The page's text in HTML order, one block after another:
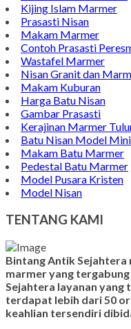
Kijing Islam Marmer
Prasasti Nisan
Makam Marmer
Contoh Prasasti
Wastafel Marmer
Nisan Granit dan
Makam Kuburan
Harga Batu Nisan
Gambar Prasasti
Kerajinan Marmer
Batu Nisan Model
Makam Batu Marmer
Pedestal Batu Marmer
Model Pusara Kristen
Model Nisan
TENTANG KAMI
Bintang Antik Sejahtera
marmer yang
Sejahtera layanan yang
terdapat lebih dari 50
keahlian tersendiri